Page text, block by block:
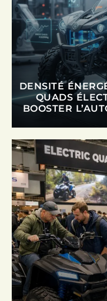
DENSITÉ
QUADS
BOOSTER